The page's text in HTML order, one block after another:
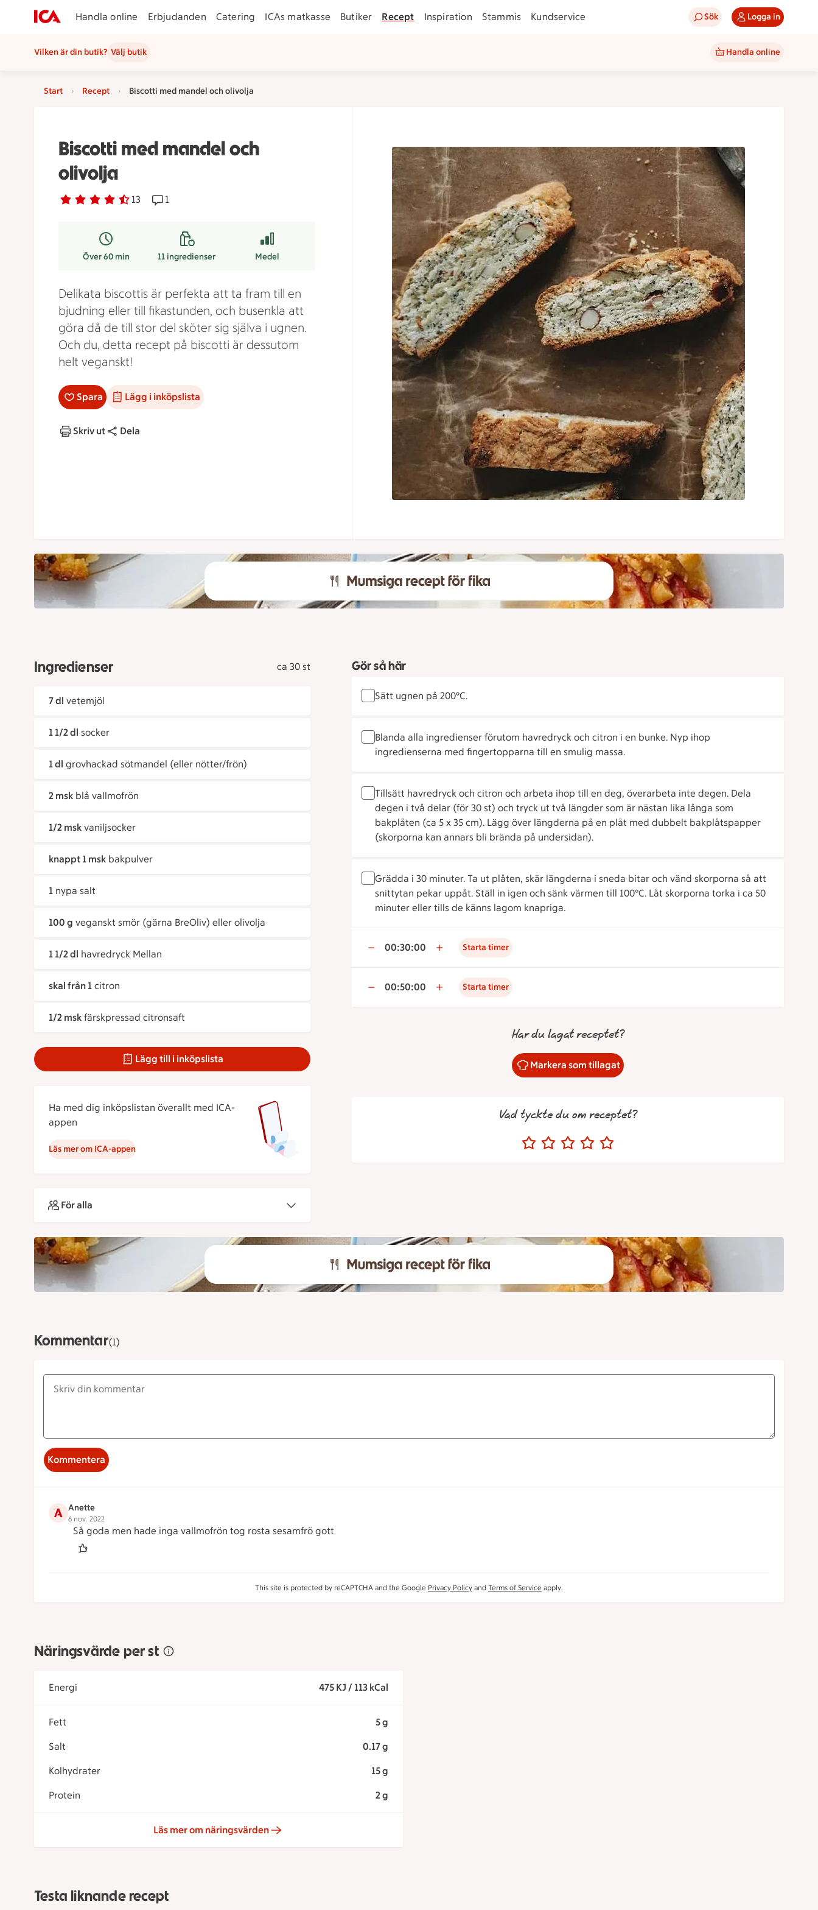
Handla online Erbjudanden Catering ICAs matkasse Butiker Recept Inspiration Stammis Kundservice Sök Logga in
Vilken är din butik? Välj butik Handla online
Start Recept Biscotti med mandel och olivolja
Biscotti med mandel och
olivolja
Betyg 4.4 av 5. 13
13 personer har röstatReceptet har 1 kommentarer
1
Över 60 min 11ingredienser Medel
Delikata biscottis är perfekta att ta fram till en
bjudning eller till fikastunden, och busenkla att
göra då de till stor del sköter sig själva i ugnen.
Och du, detta recept på biscotti är dessutom
helt veganskt!
Spara Lägg i inköpslista
Skriv ut Dela
Ingredienser ca 30 st
7 dl vetemjöl
1 1/2 dl socker
1 dl grovhackad sötmandel (eller nötter/frön)
2 msk blå vallmofrön
1/2 msk vaniljsocker
knappt 1 msk bakpulver
1 nypa salt
100 g veganskt smör (gärna BreOliv) eller olivolja
1 1/2 dl havredryck Mellan
skal från 1 citron
1/2 msk färskpressad citronsaft
Lägg till i inköpslista
Ha med dig inköpslistan överallt med ICA-
appen
Läs mer om ICA-appen
För alla
Gör så här
Sätt ugnen på 200°C.
Blanda alla ingredienser förutom havredryck och citron i en bunke. Nyp ihop
ingredienserna med fingertopparna till en smulig massa.
Tillsätt havredryck och citron och arbeta ihop till en deg, överarbeta inte degen. Dela
degen i två delar (för 30 st) och tryck ut två längder som är nästan lika långa som
bakplåten (ca 5 x 35 cm). Lägg över längderna på en plåt med dubbelt bakplåtspapper
(skorporna kan annars bli brända på undersidan).
Grädda i 30 minuter. Ta ut plåten, skär längderna i sneda bitar och vänd skorporna så att
snittytan pekar uppåt. Ställ in igen och sänk värmen till 100°C. Låt skorporna torka i ca 50
minuter eller tills de känns lagom knapriga.
00:30:00 Starta timer
00:50:00 Starta timer
Har du lagat receptet?
Markera som tillagat
Vad tyckte du om receptet?
Kommentar(1)
Kommentera
A Anette
6 nov. 2022
Så goda men hade inga vallmofrön tog rosta sesamfrö gott
This site is protected by reCAPTCHA and the Google Privacy Policy and Terms of Service apply.
Näringsvärde per st
Energi 475 KJ / 113 kCal
Fett 5 g
Salt 0.17 g
Kolhydrater 15 g
Protein 2 g
Läs mer om näringsvärden
Testa liknande recept